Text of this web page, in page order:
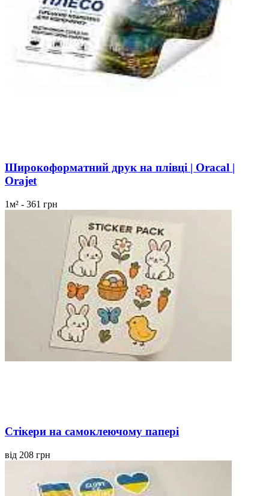
Широкоформатний друк на плівці | Oracal |
Orajet
1м² - 361 грн
Стікери на самоклеючому папері
від 208 грн